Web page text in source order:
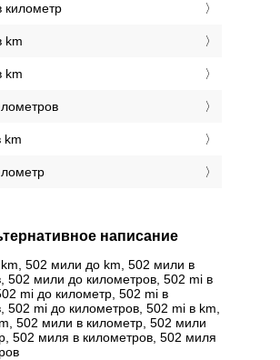
километр
km
km
km
написание
502 мили до km, 502 мили в
502 мили до километров, 502 mi в
mi до километр, 502 mi в
502 mi до километров, 502 mi в km,
502 мили в километр, 502 мили
502 миля в километров, 502 миля